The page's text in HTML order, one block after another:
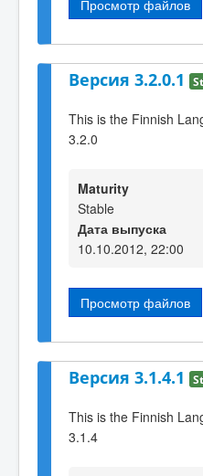
Просмотр файлов
Версия 3.2.0.1
This is the Finnish
3.2.0
Maturity
Stable
Дата выпуска
10.10.2012, 22:00
Просмотр файлов
Версия 3.1.4.1
This is the Finnish
3.1.4